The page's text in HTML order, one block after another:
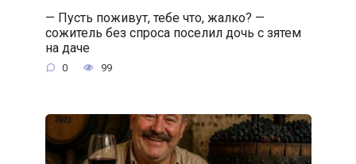
— Пусть поживут, тебе что, жалко? —
сожитель без спроса поселил дочь с зятем
на даче
0 99